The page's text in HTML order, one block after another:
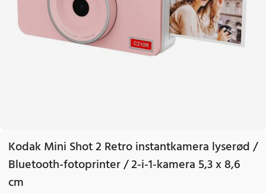
Kodak Mini Shot 2 Retro instantkamera lyserød /
Bluetooth-fotoprinter / 2-i-1-kamera 5,3 x 8,6
cm